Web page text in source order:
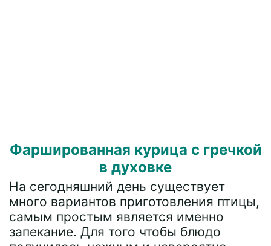
Фаршированная курица с гречкой
в духовке
На сегодняшний день существует
много вариантов приготовления птицы,
самым простым является именно
запекание. Для того чтобы блюдо